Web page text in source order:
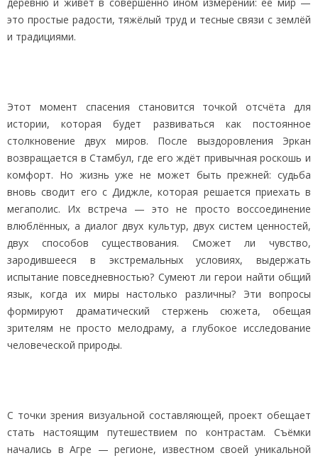
это простые радости, тяжёлый труд и тесные связи с землёй
и традициями.
Этот момент спасения становится точкой отсчёта для
истории, которая будет развиваться как постоянное
столкновение двух миров. После выздоровления Эркан
возвращается в Стамбул, где его ждёт привычная роскошь и
комфорт. Но жизнь уже не может быть прежней: судьба
вновь сводит его с Диджле, которая решается приехать в
мегаполис. Их встреча — это не просто воссоединение
влюблённых, а диалог двух культур, двух систем ценностей,
двух способов существования. Сможет ли чувство,
зародившееся в экстремальных условиях, выдержать
испытание повседневностью? Сумеют ли герои найти общий
язык, когда их миры настолько различны? Эти вопросы
формируют драматический стержень сюжета, обещая
зрителям не просто мелодраму, а глубокое исследование
человеческой природы.
С точки зрения визуальной составляющей, проект обещает
стать настоящим путешествием по контрастам. Съёмки
начались в Агре — регионе, известном своей уникальной